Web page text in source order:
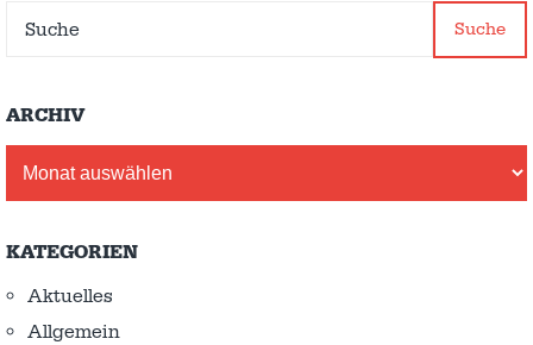
Suche
ARCHIV
KATEGORIEN
Aktuelles
Allgemein